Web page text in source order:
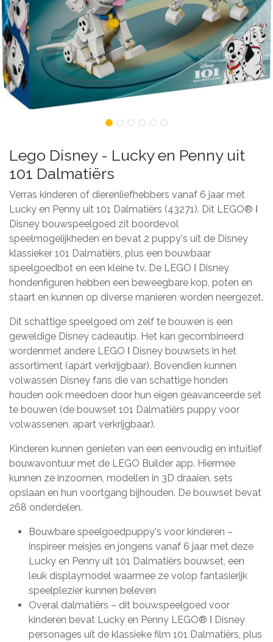
Lego Disney - Lucky en Penny uit
101 Dalmatiërs
Verras kinderen of dierenliefhebbers vanaf 6 jaar met
Lucky en Penny uit 101 Dalmatiërs (43271). Dit LEGO® ǀ
Disney bouwspeelgoed zit boordevol
speelmogelijkheden en bevat 2 puppy's uit de Disney
klassieker 101 Dalmatiërs, plus een bouwbaar
speelgoedbot en een kleine tv. De LEGO ǀ Disney
hondenfiguren hebben een beweegbare kop, poten en
staart en kunnen op diverse manieren worden neergezet.
Dit schattige speelgoed om zelf te bouwen is een
geweldige Disney cadeautip. Het kan gecombineerd
wordenmet andere LEGO ǀ Disney bouwsets in het
assortiment (apart verkrijgbaar). Bovendien kunnen
volwassen Disney fans die van schattige honden
houden ook meedoen door hun eigen geavanceerde set
te bouwen (de bouwset 101 Dalmatiërs puppy voor
volwassenen, apart verkrijgbaar).
Kinderen kunnen genieten van een eenvoudig en intuïtief
bouwavontuur met de LEGO Builder app. Hiermee
kunnen ze inzoomen, modellen in 3D draaien, sets
opslaan en hun voortgang bijhouden. De bouwset bevat
268 onderdelen.
Bouwbare speelgoedpuppy's voor kinderen –
inspireer meisjes en jongens vanaf 6 jaar met deze
Lucky en Penny uit 101 Dalmatiërs bouwset, een
leuk displaymodel waarmee ze volop fantasierijk
speelplezier kunnen beleven
Overal dalmatiërs – dit bouwspeelgoed voor
kinderen bevat Lucky en Penny LEGO® ǀ Disney
personages uit de klassieke film 101 Dalmatiërs, plus